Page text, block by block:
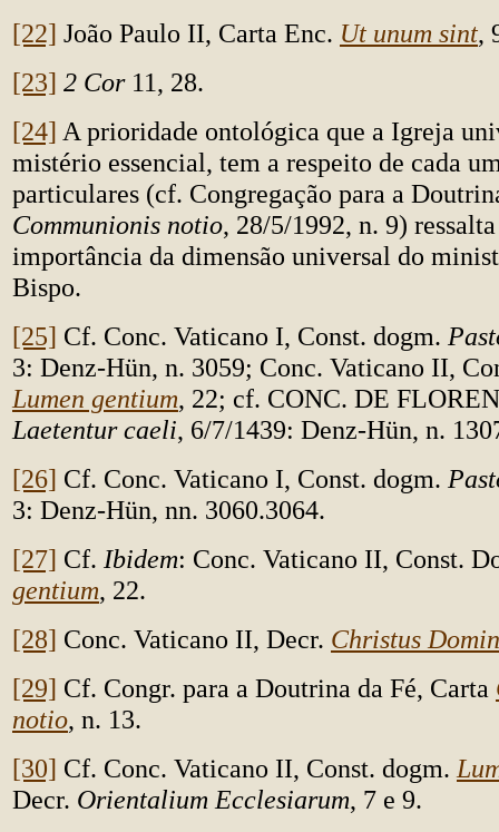
[22] João Paulo II, Carta Enc. Ut unum sint,
[23] 2 Cor 11, 28.
[24] A prioridade ontológica que a Igreja
mistério essencial, tem a respeito de cada
particulares (cf. Congregação para a
Communionis notio, 28/5/1992, n. 9)
importância da dimensão universal do
Bispo.
[25] Cf. Conc. Vaticano I, Const. dogm.
3: Denz-Hün, n. 3059; Conc. Vaticano II,
Lumen gentium, 22; cf. CONC. DE
Laetentur caeli, 6/7/1439: Denz-Hün, n.
[26] Cf. Conc. Vaticano I, Const. dogm.
3: Denz-Hün, nn. 3060.3064.
[27] Cf. Ibidem: Conc. Vaticano II, Const.
gentium, 22.
[28] Conc. Vaticano II, Decr. Christus
[29] Cf. Congr. para a Doutrina da Fé, Carta
notio, n. 13.
[30] Cf. Conc. Vaticano II, Const. dogm.
Decr. Orientalium Ecclesiarum, 7 e 9.